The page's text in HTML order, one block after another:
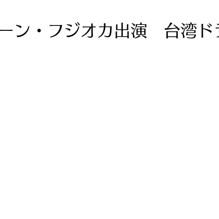
ン・フジオカ出演 台湾ド